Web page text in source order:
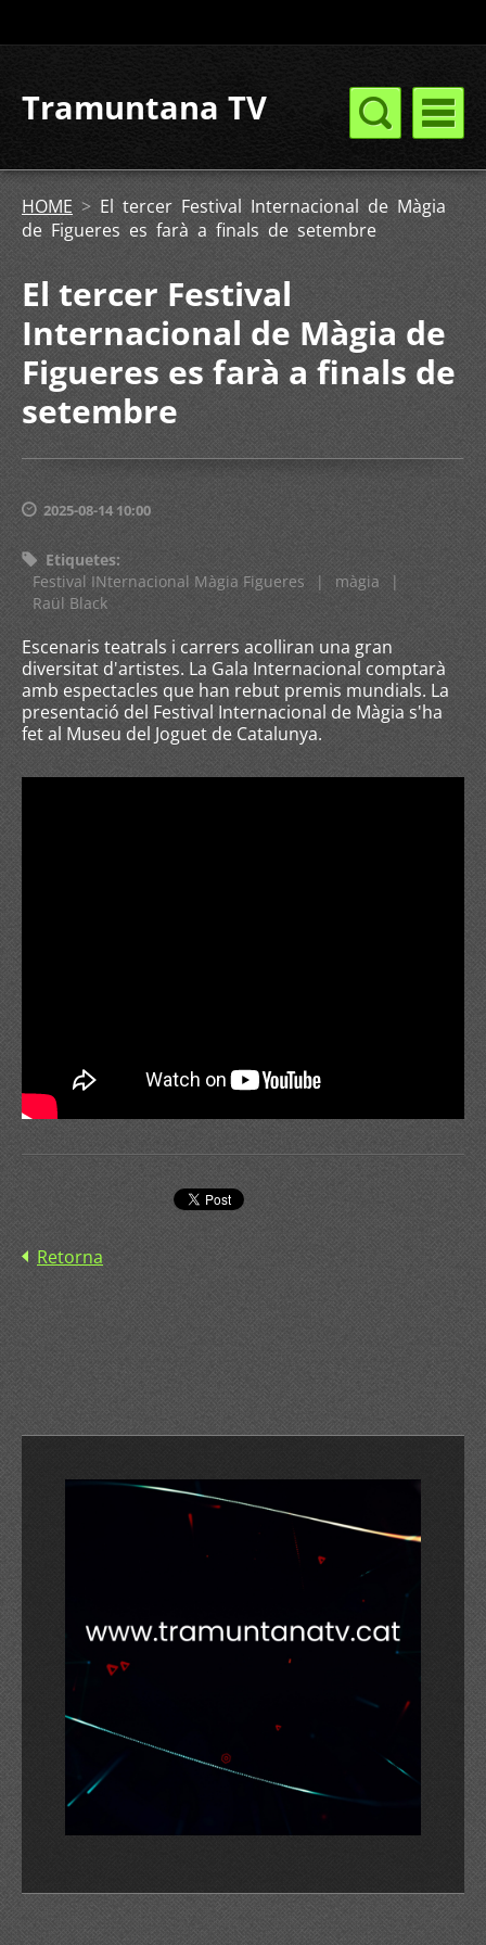
Tramuntana TV
HOME > El tercer Festival Internacional de Màgia
de Figueres es farà a finals de setembre
El tercer Festival
Internacional de Màgia de
Figueres es farà a finals de
setembre
2025-08-14 10:00
Etiquetes:
Festival INternacional Màgia Figueres
| màgia
|
Raül Black
Escenaris teatrals i carrers acolliran una gran
diversitat d'artistes. La Gala Internacional comptarà
amb espectacles que han rebut premis mundials. La
presentació del Festival Internacional de Màgia s'ha
fet al Museu del Joguet de Catalunya.
Retorna